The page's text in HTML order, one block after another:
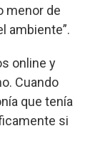
menor de
ambiente”.
online y
Cuando
que tenía
si